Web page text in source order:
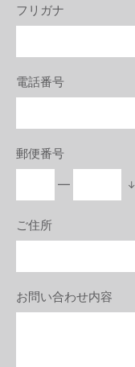
フリガナ
電話番号
郵便番号
―
ご住所
お問い合わせ内容